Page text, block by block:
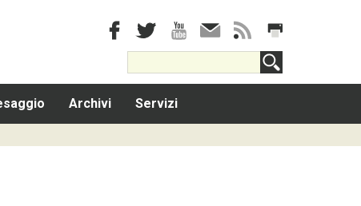
Archivi Servizi